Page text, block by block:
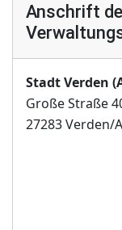
Anschrift
Stadt Verden
Große Straße
27283 Verden/